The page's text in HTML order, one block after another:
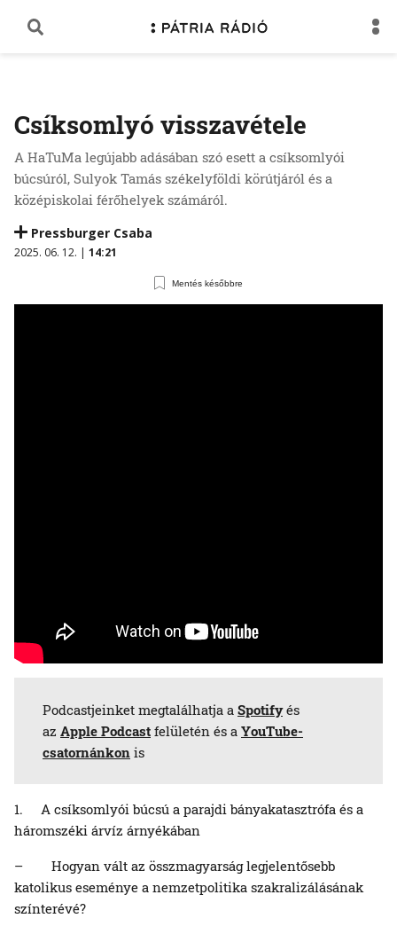
Csíksomlyó visszavétele
A HaTuMa legújabb adásában szó esett a csíksomlyói
búcsúról, Sulyok Tamás székelyföldi körútjáról és a
középiskolai férőhelyek számáról.
Pressburger Csaba
2025. 06. 12. | 14:21
Mentés későbbre
Podcastjeinket megtalálhatja a Spotifyés
az Apple Podcast felületén és a YouTube-
csatornánkon is
1. A csíksomlyói búcsú a parajdi bányakatasztrófa és a
háromszéki árvíz árnyékában
– Hogyan vált az összmagyarság legjelentősebb
katolikus eseménye a nemzetpolitika szakralizálásának
színterévé?